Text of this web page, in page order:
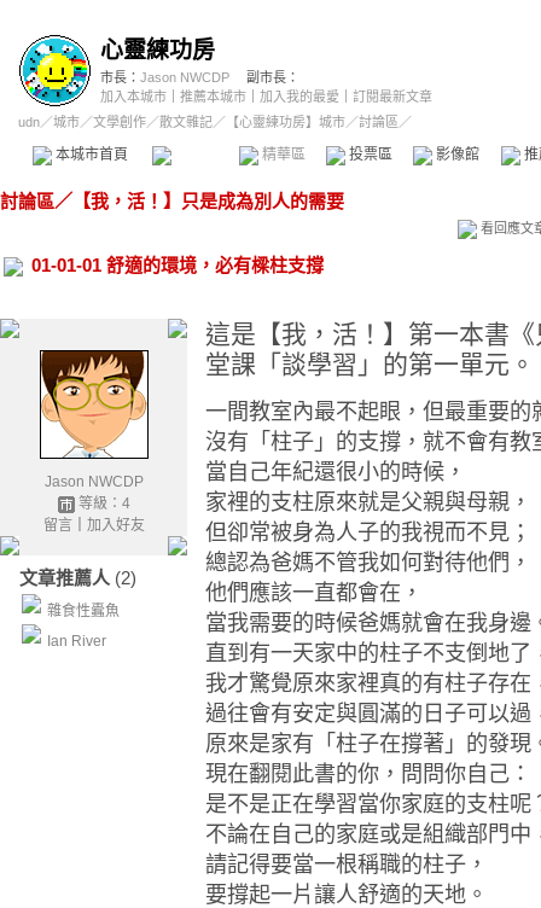
心靈練功房
市長： Jason NWCDP
副市長：
加入本城市
推薦本城市 加入我的最愛
訂閱最新文章
udn／城市／文學創作／散文雜記／ 【心靈練功房】城市／討論區／
本城市首頁 精華區 投票區 影像館
討論區／ 【我，活！】只是成為別人的需要
看回應文
01-01-01 舒適的環境，必有樑柱支撐
Jason NWCDP
等級：4
留言｜ 加入好友
文章推薦人 (2)
雜食性蠹魚
Ian River
這是【我，活！】第一本書
堂課「談學習」的第一單元。
一間教室內最不起眼，但最重要的
沒有「柱子」的支撐，就不會有教
當自己年紀還很小的時候，
家裡的支柱原來就是父親與母親，
但卻常被身為人子的我視而不見；
總認為爸媽不管我如何對待他們，
他們應該一直都會在，
當我需要的時候爸媽就會在我身邊
直到有一天家中的柱子不支倒地了
我才驚覺原來家裡真的有柱子存在
過往會有安定與圓滿的日子可以過
原來是家有「柱子在撐著」的發現
現在翻閱此書的你，問問你自己：
是不是正在學習當你家庭的支柱呢
不論在自己的家庭或是組織部門中
請記得要當一根稱職的柱子，
要撐起一片讓人舒適的天地。